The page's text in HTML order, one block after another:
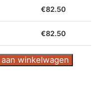
€82.50
€82.50
winkelwagen